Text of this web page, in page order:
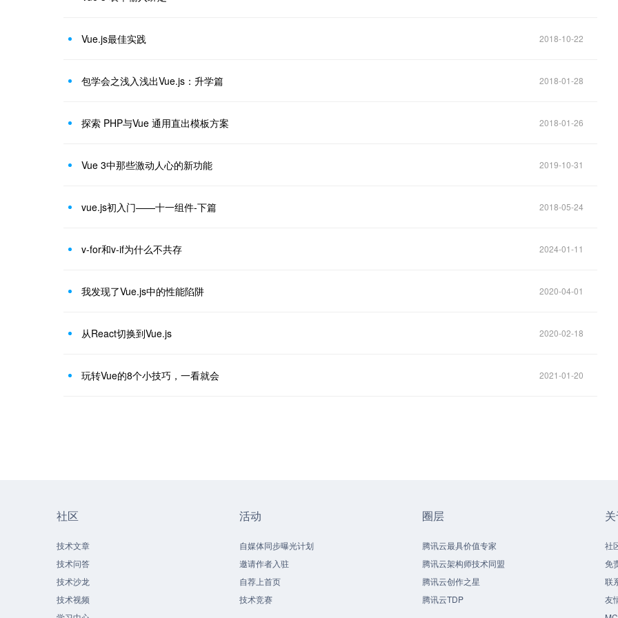
Vue.js最佳实践 2018-10-22
包学会之浅入浅出Vue.js：升学篇 2018-01-28
探索 PHP与Vue 通用直出模板方案 2018-01-26
Vue 3中那些激动人心的新功能 2019-10-31
vue.js初入门——十一组件-下篇 2018-05-24
v-for和v-if为什么不共存 2024-01-11
我发现了Vue.js中的性能陷阱 2020-04-01
从React切换到Vue.js 2020-02-18
玩转Vue的8个小技巧，一看就会 2021-01-20
社区
技术文章
技术问答
技术沙龙
技术视频
活动
自媒体同步曝光计划
邀请作者入驻
自荐上首页
技术竞赛
圈层
腾讯云最具价值专家
腾讯云架构师技术同盟
腾讯云创作之星
腾讯云TDP
社
免
联
友